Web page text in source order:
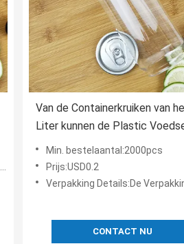
Van de Containerkruiken van
Liter kunnen de Plastic
Duidelijke Plastic het
HUISDIERENcontainers met
Deksels
Min. bestelaantal:2000pcs
Prijs:USD0.2
Verpakking Details:De Verpakking van het de
CONTACT NU